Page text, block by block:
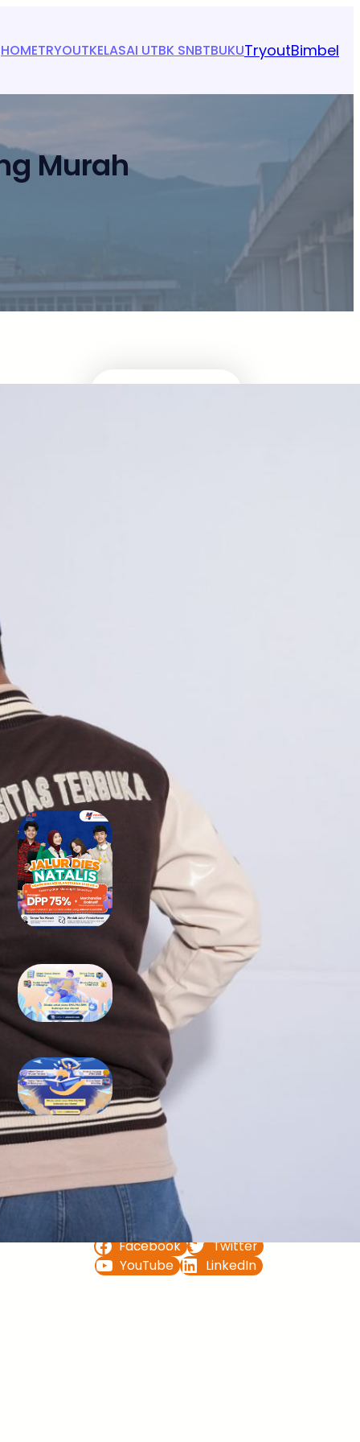
HOMETRYOUTKELASAI UTBK SNBTBUKUTryoutBimbel
Murah
RECENT POSTS
Tidak Lolos UTBK SNBT di PTN?
Jangan Khawatir, Ini Jalan
Terbaikmu untuk Tetap Kuliah
di Kampus Berkualitas
Bimbel UTBK SNBT di Teluk
Wondama Gratis Terbaik
Bimbel UTBK SNBT di Teluk
Bintuni Gratis Terbaik
FOLLOW US ON
Facebook
Twitter
YouTube
LinkedIn